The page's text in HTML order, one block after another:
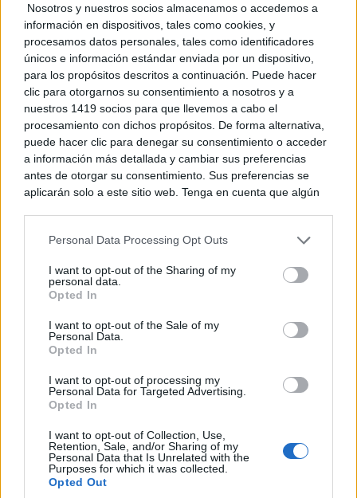
Nosotros y nuestros socios almacenamos o accedemos a
información en dispositivos, tales como cookies, y
procesamos datos personales, tales como identificadores
únicos e información estándar enviada por un dispositivo,
para los propósitos descritos a continuación. Puede hacer
clic para otorgarnos su consentimiento a nosotros y a
nuestros 1419 socios para que llevemos a cabo el
procesamiento con dichos propósitos. De forma alternativa,
puede hacer clic para denegar su consentimiento o acceder
a información más detallada y cambiar sus preferencias
antes de otorgar su consentimiento. Sus preferencias se
aplicarán solo a este sitio web. Tenga en cuenta que algún
rechazar tal procesamiento. Puede cambiar sus preferencias
a este sitio y haciendo clic en el botón "Privacidad" en la
parte inferior de la página web.
Please note that this website/app uses one or more Google
services and may gather and store information including but
not limited to your visit or usage behaviour. You may click to
use your data for below specified purposes in below Google
consent section.
Personal Data Processing Opt Outs
I want to opt-out of the Sharing of my
personal data.
Opted In
I want to opt-out of the Sale of my
Personal Data.
Opted In
I want to opt-out of processing my
Personal Data for Targeted Advertising.
Opted In
I want to opt-out of Collection, Use,
Retention, Sale, and/or Sharing of my
Personal Data that Is Unrelated with the
Purposes for which it was collected.
Opted Out
Fotos año 1981. “Puente del Vao”.
El puente que se nombraba en tiempos del Real Sitio
de Ruidera, se despiezaría por inconsistente para
soportar la nueva vía de tráfico, que requería el
rápido desarrollo de los vehículos a motor, que
modificarían de manera fundamental el concepto y
pontón de arco rebajado inmediato y pegado al
“Puente de los Cinco Ojos”, también fue forjado con